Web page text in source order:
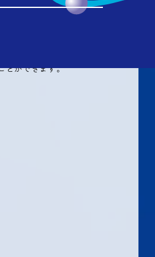
者が本学の連携研究室に所属
とができます。